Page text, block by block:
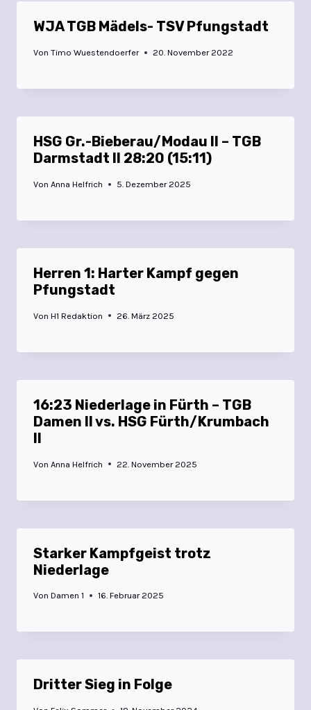
WJA TGB Mädels- TSV Pfungstadt
Von Timo Wuestendoerfer 20. November 2022
HSG Gr.-Bieberau/Modau II – TGB
Darmstadt II 28:20 (15:11)
Von Anna Helfrich 5. Dezember 2025
Herren 1: Harter Kampf gegen
Pfungstadt
Von H1 Redaktion 26. März 2025
16:23 Niederlage in Fürth – TGB
Damen II vs. HSG Fürth/Krumbach
II
Von Anna Helfrich 22. November 2025
Starker Kampfgeist trotz
Niederlage
Von Damen 1 16. Februar 2025
Dritter Sieg in Folge